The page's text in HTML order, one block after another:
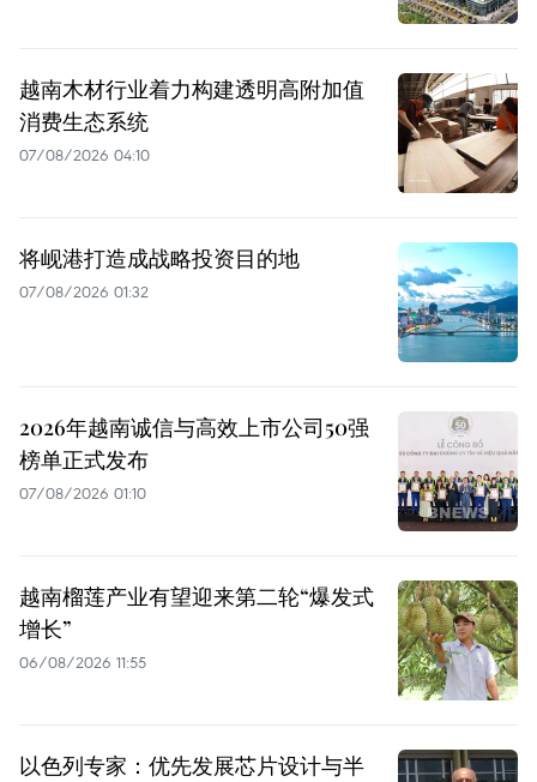
越南木材行业着力构建透明高附加值
消费生态系统
07/08/2026 04:10
将岘港打造成战略投资目的地
07/08/2026 01:32
2026年越南诚信与高效上市公司50强
榜单正式发布
07/08/2026 01:10
越南榴莲产业有望迎来第二轮“爆发式
增长”
06/08/2026 11:55
以色列专家：优先发展芯片设计与半